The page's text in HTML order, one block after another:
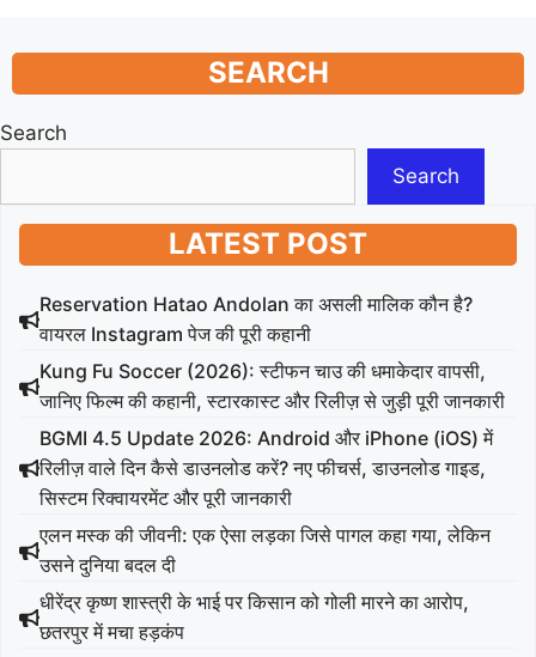
SEARCH
Search
Search
LATEST POST
Reservation Hatao Andolan का असली मालिक कौन है?
वायरल Instagram पेज की पूरी कहानी
Kung Fu Soccer (2026): स्टीफन चाउ की धमाकेदार वापसी,
जानिए फिल्म की कहानी, स्टारकास्ट और रिलीज़ से जुड़ी पूरी जानकारी
BGMI 4.5 Update 2026: Android और iPhone (iOS) में
रिलीज़ वाले दिन कैसे डाउनलोड करें? नए फीचर्स, डाउनलोड गाइड,
सिस्टम रिक्वायरमेंट और पूरी जानकारी
एलन मस्क की जीवनी: एक ऐसा लड़का जिसे पागल कहा गया, लेकिन
उसने दुनिया बदल दी
धीरेंद्र कृष्ण शास्त्री के भाई पर किसान को गोली मारने का आरोप,
छतरपुर में मचा हड़कंप